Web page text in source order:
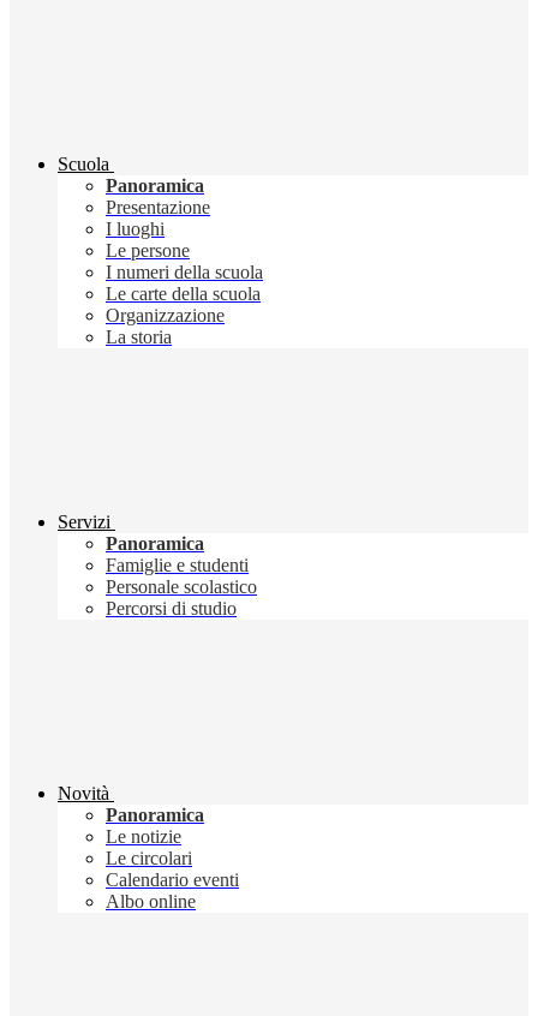
Scuola
Panoramica
Presentazione
I luoghi
Le persone
I numeri della scuola
Le carte della scuola
Organizzazione
La storia
Servizi
Panoramica
Famiglie e studenti
Personale scolastico
Percorsi di studio
Novità
Panoramica
Le notizie
Le circolari
Calendario eventi
Albo online